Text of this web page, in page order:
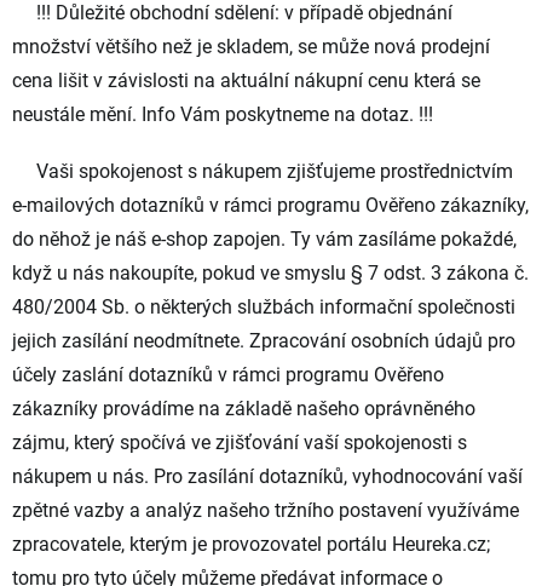
!!! Důležité obchodní sdělení: v případě objednání
množství většího než je skladem, se může nová prodejní
cena lišit v závislosti na aktuální nákupní cenu která se
neustále mění. Info Vám poskytneme na dotaz. !!!
Vaši spokojenost s nákupem zjišťujeme prostřednictvím
e-mailových dotazníků v rámci programu Ověřeno zákazníky,
do něhož je náš e-shop zapojen. Ty vám zasíláme pokaždé,
když u nás nakoupíte, pokud ve smyslu § 7 odst. 3 zákona č.
480/2004 Sb. o některých službách informační společnosti
jejich zasílání neodmítnete. Zpracování osobních údajů pro
účely zaslání dotazníků v rámci programu Ověřeno
zákazníky provádíme na základě našeho oprávněného
zájmu, který spočívá ve zjišťování vaší spokojenosti s
nákupem u nás. Pro zasílání dotazníků, vyhodnocování vaší
zpětné vazby a analýz našeho tržního postavení využíváme
zpracovatele, kterým je provozovatel portálu Heureka.cz;
tomu pro tyto účely můžeme předávat informace o